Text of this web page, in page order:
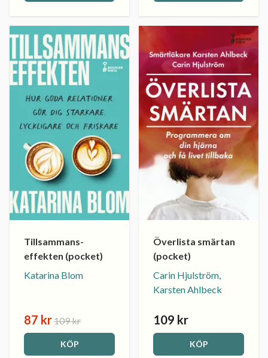
Tillsammans-
effekten (pocket)
Katarina Blom
87 kr109 kr
KÖP
Överlista smärtan
(pocket)
Carin Hjulström,
Karsten Ahlbeck
109 kr
KÖP